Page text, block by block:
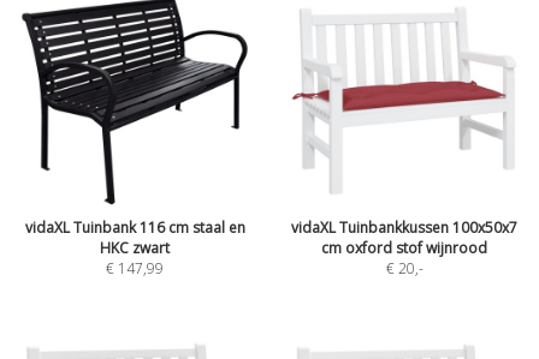
vidaXL Tuinbank 116 cm staal en
HKC zwart
€ 147,99
vidaXL Tuinbankkussen 100x50x7
cm oxford stof wijnrood
€ 20,-